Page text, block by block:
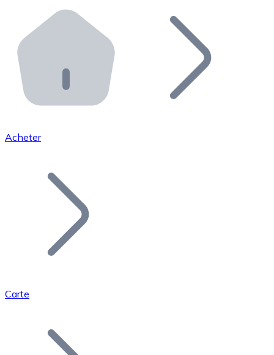
Distributeurs automatiques Bitnovo
Intégrez un ATM Bitnovo dans votre entreprise et
API Bitnovo
Intégrez notre API dans votre écosystème.
Rejoignez notre réseau de distributeurs et
Ajoutez le token de votre projet à notre service
Bitcoin
Acheter
Carte